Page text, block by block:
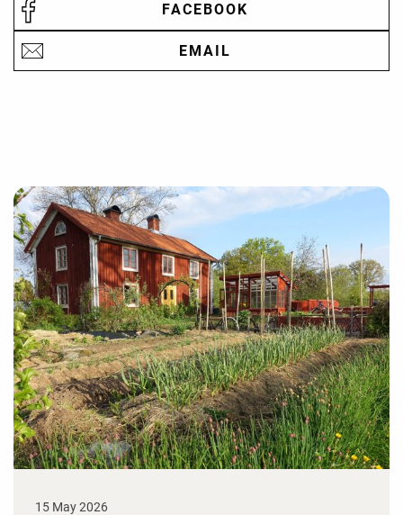
FACEBOOK
EMAIL
15 May 2026